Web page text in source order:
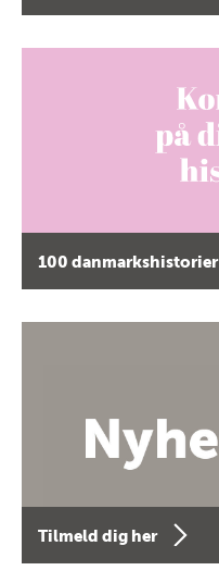
100 danmarkshistorier
Tilmeld dig her